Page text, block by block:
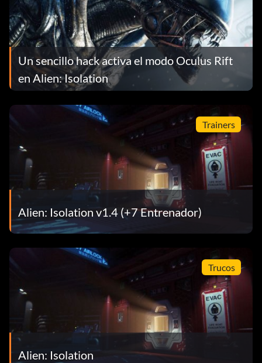
Un sencillo hack activa el modo Oculus Rift
en Alien: Isolation
Trainers
Alien: Isolation v1.4 (+7 Entrenador)
Trucos
Alien: Isolation